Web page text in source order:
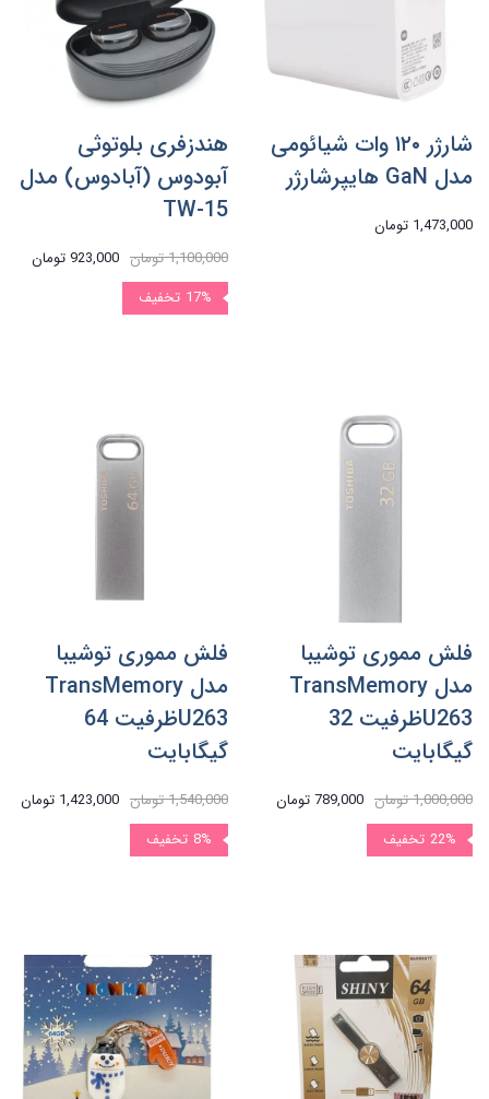
شارژر ۱۲۰ وات شیائومی
مدل GaN هایپرشارژر
1,473,000 تومان
هندزفری بلوتوثی
آبودوس (آبادوس) مدل
TW-15
1,100,000 تومان
923,000 تومان
17% تخفیف
فلش مموری توشیبا
مدل TransMemory
U263ظرفیت 32
گیگابایت
1,000,000 تومان
789,000 تومان
22% تخفیف
فلش مموری توشیبا
مدل TransMemory
U263ظرفیت 64
گیگابایت
1,540,000 تومان
1,423,000 تومان
8% تخفیف